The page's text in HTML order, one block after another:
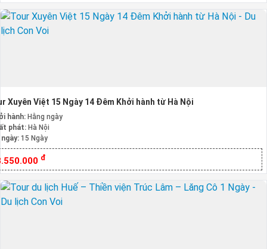
Xuyên Việt 15 Ngày 14 Đêm Khởi hành từ Hà Nội
hành: Hằng ngày
phát: Hà Nội
15 Ngày
đ